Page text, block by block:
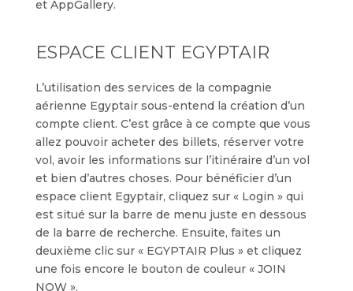
et AppGallery.
ESPACE CLIENT EGYPTAIR
L’utilisation des services de la compagnie
aérienne Egyptair sous-entend la création d’un
compte client. C’est grâce à ce compte que vous
allez pouvoir acheter des billets, réserver votre
vol, avoir les informations sur l’itinéraire d’un vol
et bien d’autres choses. Pour bénéficier d’un
espace client Egyptair, cliquez sur « Login » qui
est situé sur la barre de menu juste en dessous
de la barre de recherche. Ensuite, faites un
deuxième clic sur « EGYPTAIR Plus » et cliquez
une fois encore le bouton de couleur « JOIN
NOW ».